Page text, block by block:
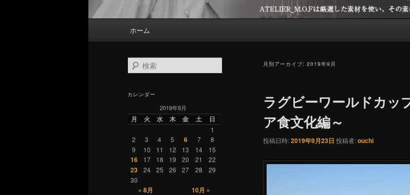
ホーム
月別アーカイブ: 2019年9月
ラグビーワールドカッ
ア食文化編～
投稿日時:2019年9月23日 投稿者:ouchi
検
索
カレンダー
2019年9月
月 火 水 木 金 土 日
1
2
3 4 5 6 7
8
9
10 11 12 13 14 15
16 17 18 19 20 21 22
23 24 25 26 27 28
29
30
« 8月 10月 »